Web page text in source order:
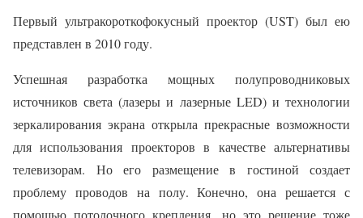
Первый ультракороткофокусный проектор (UST) был ею
представлен в 2010 году.
Успешная разработка мощных полупроводниковых
источников света (лазеры и лазерные LED) и технологии
зеркалирования экрана открыла прекрасные возможности
для использования проекторов в качестве альтернативы
телевизорам. Но его размещение в гостиной создает
проблему проводов на полу. Конечно, она решается с
помощью потолочного крепления, но это решение тоже